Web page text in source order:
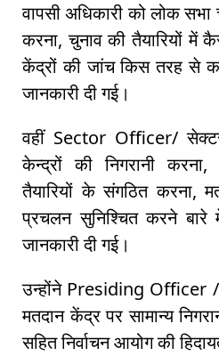
वापसी अधिकारी को लोक
करना, चुनाव की तैयारियों में
केंद्रों की जांच किस तरह से
जानकारी दी गई।
वहीं Sector Officer/ सेक्टर
केन्द्रों की निगरानी
तैयारियों के संगठित करना,
प्रचलन सुनिश्चित करने बारे
जानकारी दी गई।
उन्होंने Presiding Officer /
मतदान केंद्र पर सामान्य
सहित निर्वाचन आयोग की